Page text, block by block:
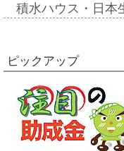
積水ハウス・日本
ピックアップ